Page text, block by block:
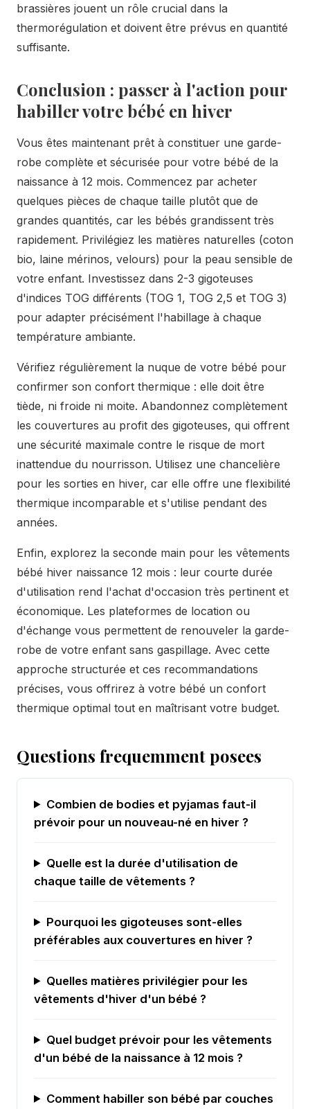
brassières jouent un rôle crucial dans la
thermorégulation et doivent être prévus en quantité
suffisante.
Conclusion : passer à l'action pour
habiller votre bébé en hiver
Vous êtes maintenant prêt à constituer une garde-
robe complète et sécurisée pour votre bébé de la
naissance à 12 mois. Commencez par acheter
quelques pièces de chaque taille plutôt que de
grandes quantités, car les bébés grandissent très
rapidement. Privilégiez les matières naturelles (coton
bio, laine mérinos, velours) pour la peau sensible de
votre enfant. Investissez dans 2-3 gigoteuses
d'indices TOG différents (TOG 1, TOG 2,5 et TOG 3)
pour adapter précisément l'habillage à chaque
température ambiante.
Vérifiez régulièrement la nuque de votre bébé pour
confirmer son confort thermique : elle doit être
tiède, ni froide ni moite. Abandonnez complètement
les couvertures au profit des gigoteuses, qui offrent
une sécurité maximale contre le risque de mort
inattendue du nourrisson. Utilisez une chancelière
pour les sorties en hiver, car elle offre une flexibilité
thermique incomparable et s'utilise pendant des
années.
Enfin, explorez la seconde main pour les vêtements
bébé hiver naissance 12 mois : leur courte durée
d'utilisation rend l'achat d'occasion très pertinent et
économique. Les plateformes de location ou
d'échange vous permettent de renouveler la garde-
robe de votre enfant sans gaspillage. Avec cette
approche structurée et ces recommandations
précises, vous offrirez à votre bébé un confort
thermique optimal tout en maîtrisant votre budget.
Questions frequemment posees
Combien de bodies et pyjamas faut-il
prévoir pour un nouveau-né en hiver ?
Quelle est la durée d'utilisation de
chaque taille de vêtements ?
Pourquoi les gigoteuses sont-elles
préférables aux couvertures en hiver ?
Quelles matières privilégier pour les
vêtements d'hiver d'un bébé ?
Quel budget prévoir pour les vêtements
d'un bébé de la naissance à 12 mois ?
Comment habiller son bébé par couches